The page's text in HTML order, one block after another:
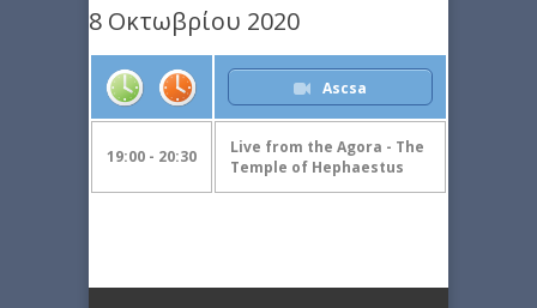
8 Οκτωβρίου 2020
Ascsa
19:00 - 20:30
Live from the Agora - The
Temple of Hephaestus